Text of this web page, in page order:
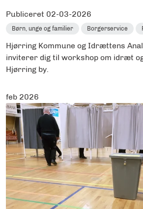
Publiceret 02-03-2026
Børn, unge og familier Borgerservice
Hjørring Kommune og Idrættens
inviterer dig til workshop om idræt
Hjørring by.
feb 2026